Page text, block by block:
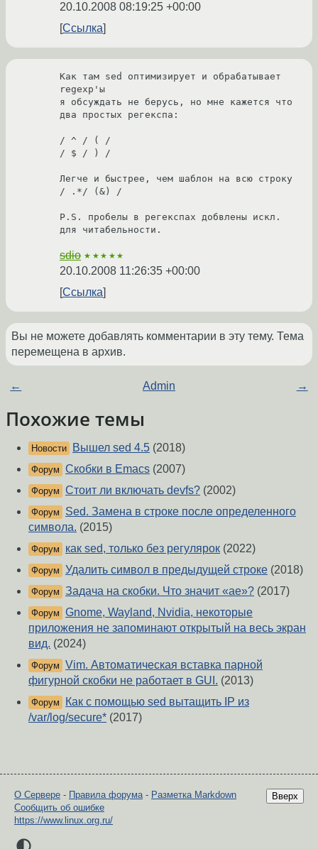
20.10.2008 08:19:25 +00:00
Ссылка
Как там sed оптимизирует и обрабатывает
regexp'ы
я обсуждать не берусь, но мне кажется что
два простых регекспа:
/ ^ / ( /
/ $ / ) /
Легче и быстрее, чем шаблон на всю строку
/ .*/ (&) /
P.S. пробелы в регекспах добвлены искл.
для читабельности.
sdio ★★★★★
20.10.2008 11:26:35 +00:00
Ссылка
Вы не можете добавлять комментарии в эту тему. Тема
перемещена в архив.
← Admin →
Похожие темы
Новости Вышел sed 4.5 (2018)
Форум Скобки в Emacs (2007)
Форум Стоит ли включать devfs? (2002)
Форум
Sed. Замена в строке после определенного
символа. (2015)
Форум как sed, только без регулярок (2022)
Форум Удалить символ в предыдущей строке (2018)
Форум Задача на скобки. Что значит «ae»? (2017)
Форум Gnome, Wayland, Nvidia, некоторые
приложения не запоминают открытый на весь экран
вид. (2024)
Форум Vim. Автоматическая вставка парной
фигурной скобки не работает в GUI. (2013)
Форум
Как с помощью sed вытащить IP из
/var/log/secure* (2017)
Вверх
О Сервере - Правила форума- Разметка Markdown
Сообщить об ошибке
https://www.linux.org.ru/